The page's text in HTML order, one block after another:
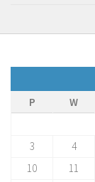
P
W
3
4
10
11